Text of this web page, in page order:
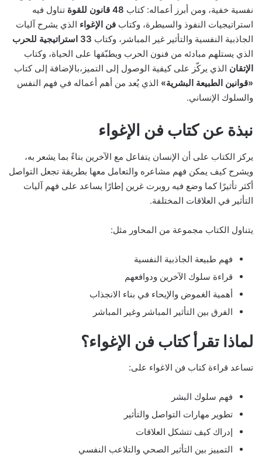
نفسية خفية، ومن أبرز أعماله: كتاب 48 قانون للقوة
تناول فيه
استراتيجيات النفوذ والسيطرة، وكتاب فن الإغواء الذي يشرح آليات
الجاذبية النفسية والتأثير غير المباشر، وكتاب 33 استراتيجية للحرب
الذي يستلهم مبادئه من فنون الحرب ويطبّقها على الحياة، وكتاب
الإتقان الذي يركّز على كيفية الوصول إلى التميز،بالإضافة إلى كتاب
«قوانين الطبيعة البشرية» الذي يُعد من أهم أعماله في فهم النفس
والسلوك الإنساني.
نبذة عن كتاب فن الإغواء
يركز الكتاب على أن الإنسان يتفاعل مع الآخرين بناءً بما يشعر به،
ويشرح كيف يمكن فهم مشاعره والتعامل معها بطريقة تجعل التواصل
أكثر تأثيرًا كما وضع فيه روبرت غرين إطارًا يساعد على فهم آليات
التأثير في العلاقات المختلفة.
يتناول الكتاب مجموعة من المحاور مثل:
فهم طبيعة الجاذبية النفسية
قراءة سلوك الآخرين ودوافعهم
أهمية الغموض والإيحاء في بناء الانجذاب
الفرق بين التأثير المباشر وغير المباشر
لماذا تقرأ كتاب فن الإغواء؟
تساعد قراءة كتاب فن الاغواء على:
فهم سلوك البشر
تطوير مهارات التواصل والتأثير
إدراك كيف تتشكل العلاقات
التمييز بين التأثير الصحي والتلاعب النفسي